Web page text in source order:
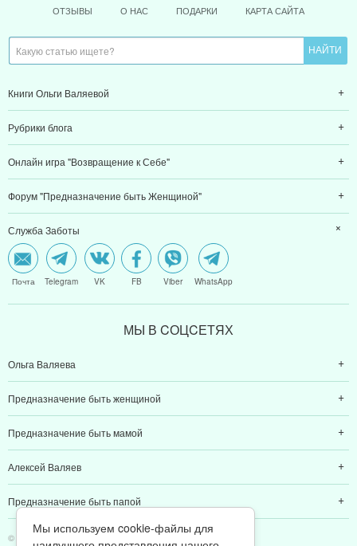
ОТЗЫВЫ О НАС ПОДАРКИ КАРТА САЙТА
Книги Ольги Валяевой
Рубрики блога
Онлайн игра "Возвращение к Себе"
Форум "Предназначение быть Женщиной"
Служба Заботы
Почта Telegram VK FB Viber WhatsApp
МЫ В CОЦCЕТЯХ
Ольга Валяева
Предназначение быть женщиной
Предназначение быть мамой
Алексей Валяев
Предназначение быть папой
© 2011-2026 Предназначение быть Женщиной
Мы используем cookie-файлы для